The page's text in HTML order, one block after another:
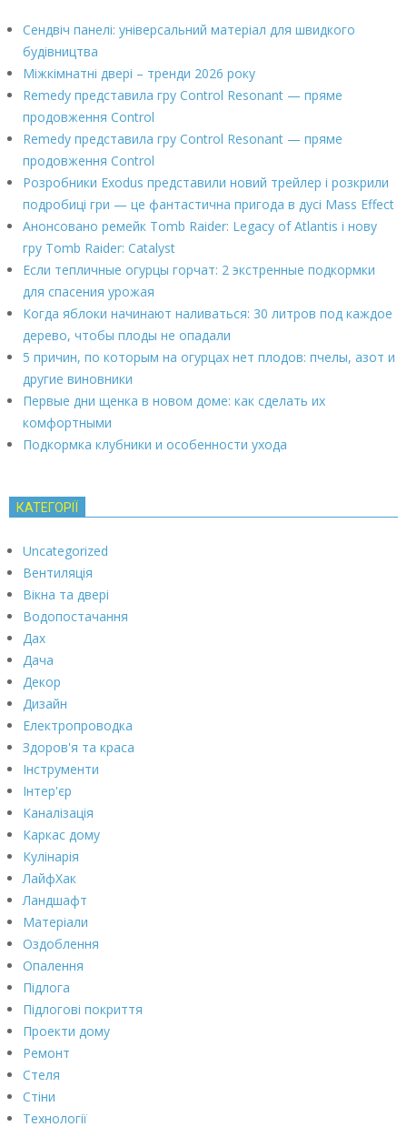
Сендвіч панелі: універсальний матеріал для швидкого
будівництва
Міжкімнатні двері – тренди 2026 року
Remedy представила гру Control Resonant — пряме
продовження Control
Remedy представила гру Control Resonant — пряме
продовження Control
Розробники Exodus представили новий трейлер і розкрили
подробиці гри — це фантастична пригода в дусі Mass Effect
Анонсовано ремейк Tomb Raider: Legacy of Atlantis і нову
гру Tomb Raider: Catalyst
Если тепличные огурцы горчат: 2 экстренные подкормки
для спасения урожая
Когда яблоки начинают наливаться: 30 литров под каждое
дерево, чтобы плоды не опадали
5 причин, по которым на огурцах нет плодов: пчелы, азот и
другие виновники
Первые дни щенка в новом доме: как сделать их
комфортными
Подкормка клубники и особенности ухода
КАТЕГОРІЇ
Uncategorized
Вентиляція
Вікна та двері
Водопостачання
Дах
Дача
Декор
Дизайн
Електропроводка
Здоров'я та краса
Інструменти
Інтер'єр
Каналізація
Каркас дому
Кулінарія
ЛайфХак
Ландшафт
Матеріали
Оздоблення
Опалення
Підлога
Підлогові покриття
Проекти дому
Ремонт
Стеля
Стіни
Технології